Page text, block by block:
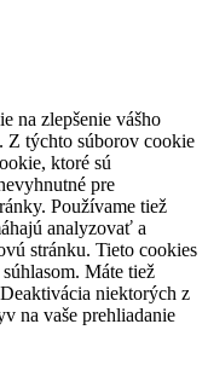
na zlepšenie vášho
Z týchto súborov cookie
ktoré sú
pre
Používame tiež
analyzovať a
stránku. Tieto cookies
Máte tiež
niektorých z
na vaše prehliadanie